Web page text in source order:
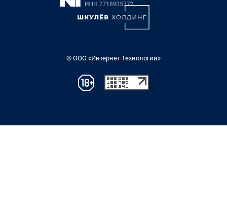
© ООО «Интернет Технологии»